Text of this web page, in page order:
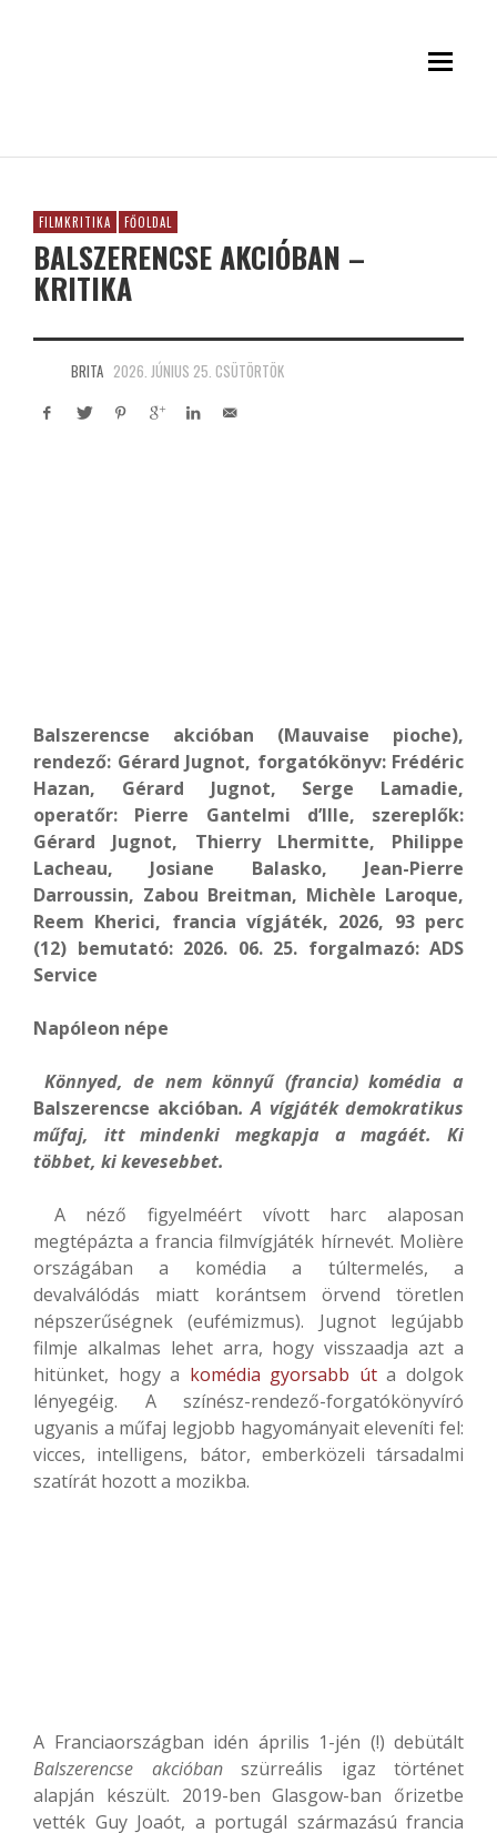
FILMKRITIKA FŐOLDAL
BALSZERENCSE AKCIÓBAN –
KRITIKA
BRITA 2026. JÚNIUS 25. CSÜTÖRTÖK
Balszerencse akcióban (Mauvaise pioche),
rendező: Gérard Jugnot, forgatókönyv: Frédéric
Hazan, Gérard Jugnot, Serge Lamadie,
operatőr: Pierre Gantelmi d’Ille, szereplők:
Gérard Jugnot, Thierry Lhermitte, Philippe
Lacheau, Josiane Balasko, Jean-Pierre
Darroussin, Zabou Breitman, Michèle Laroque,
Reem Kherici, francia vígjáték, 2026, 93 perc
(12) bemutató: 2026. 06. 25. forgalmazó: ADS
Service
Napóleon népe
Könnyed, de nem könnyű (francia) komédia a
Balszerencse akcióban. A vígjáték demokratikus
műfaj, itt mindenki megkapja a magáét. Ki
többet, ki kevesebbet.
A néző figyelméért vívott harc alaposan
megtépázta a francia filmvígjáték hírnevét. Molière
országában a komédia a túltermelés, a
devalválódás miatt korántsem örvend töretlen
népszerűségnek (eufémizmus). Jugnot legújabb
filmje alkalmas lehet arra, hogy visszaadja azt a
hitünket, hogy a komédia gyorsabb úta dolgok
lényegéig. A színész-rendező-forgatókönyvíró
ugyanis a műfaj legjobb hagyományait eleveníti fel:
vicces, intelligens, bátor, emberközeli társadalmi
szatírát hozott a mozikba.
A Franciaországban idén április 1-jén (!) debütált
Balszerencse akcióbanszürreális igaz történet
alapján készült. 2019-ben Glasgow-ban őrizetbe
vették Guy Joaót, a portugál származású francia